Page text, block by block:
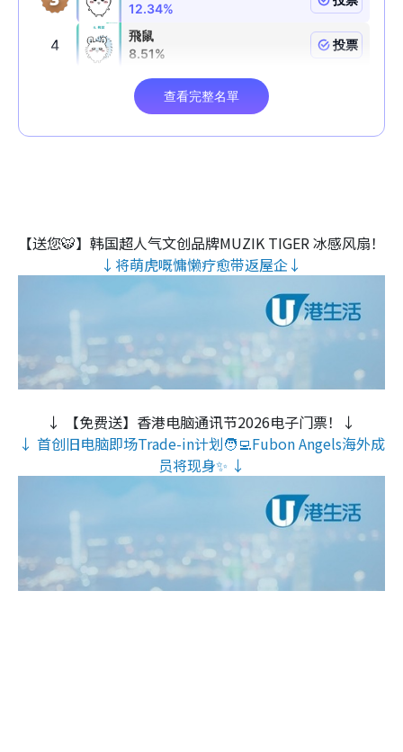
【送您🐯】韩国超人气文创品牌MUZIK TIGER 冰感风扇！
↓将萌虎嘅慵懒疗愈带返屋企↓
↓ 【免费送】香港电脑通讯节2026电子门票！↓
↓ 首创旧电脑即场Trade-in计划🧑‍💻Fubon Angels海外成
员将现身✨ ↓